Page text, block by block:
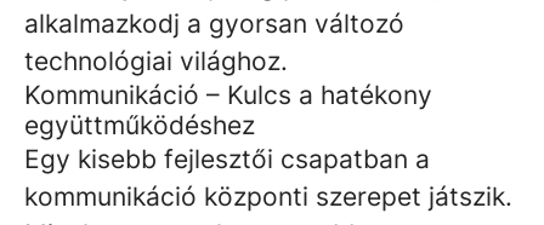
alkalmazkodj a gyorsan változó
technológiai világhoz.
Kommunikáció – Kulcs a hatékony
együttműködéshez
Egy kisebb fejlesztői csapatban a
kommunikáció központi szerepet játszik.